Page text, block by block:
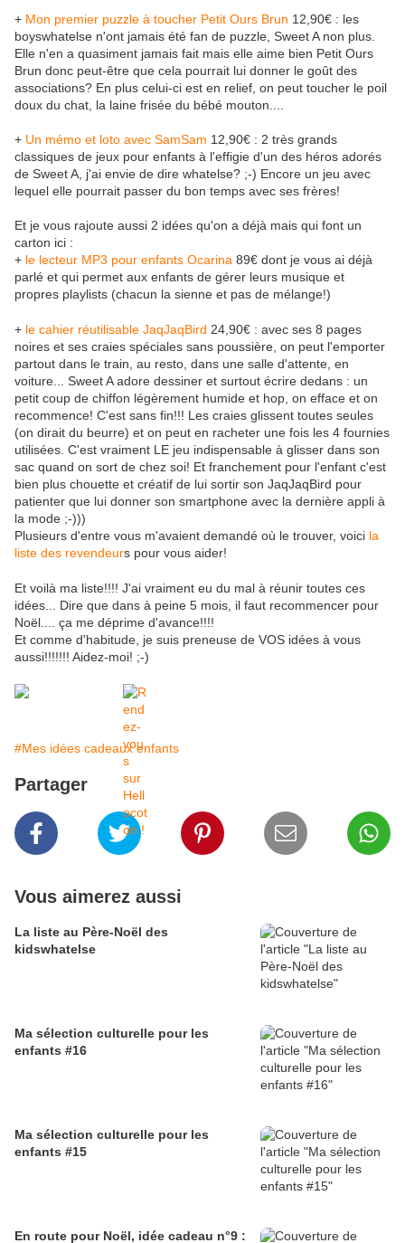
+ Mon premier puzzle à toucher Petit Ours Brun 12,90€ : les
boyswhatelse n'ont jamais été fan de puzzle, Sweet A non plus.
Elle n'en a quasiment jamais fait mais elle aime bien Petit Ours
Brun donc peut-être que cela pourrait lui donner le goût des
associations? En plus celui-ci est en relief, on peut toucher le poil
doux du chat, la laine frisée du bébé mouton....
+ Un mémo et loto avec SamSam 12,90€ : 2 très grands
classiques de jeux pour enfants à l'effigie d'un des héros adorés
de Sweet A, j'ai envie de dire whatelse? ;-) Encore un jeu avec
lequel elle pourrait passer du bon temps avec ses frères!
Et je vous rajoute aussi 2 idées qu'on a déjà mais qui font un
carton ici :
+ le lecteur MP3 pour enfants Ocarina 89€ dont je vous ai déjà
parlé et qui permet aux enfants de gérer leurs musique et
propres playlists (chacun la sienne et pas de mélange!)
+ le cahier réutilisable JaqJaqBird 24,90€ : avec ses 8 pages
noires et ses craies spéciales sans poussière, on peut l'emporter
partout dans le train, au resto, dans une salle d'attente, en
voiture... Sweet A adore dessiner et surtout écrire dedans : un
petit coup de chiffon légèrement humide et hop, on efface et on
recommence! C'est sans fin!!! Les craies glissent toutes seules
(on dirait du beurre) et on peut en racheter une fois les 4 fournies
utilisées. C'est vraiment LE jeu indispensable à glisser dans son
sac quand on sort de chez soi! Et franchement pour l'enfant c'est
bien plus chouette et créatif de lui sortir son JaqJaqBird pour
patienter que lui donner son smartphone avec la dernière appli à
la mode ;-)))
Plusieurs d'entre vous m'avaient demandé où le trouver, voici la
liste des revendeurs pour vous aider!
Et voilà ma liste!!!! J'ai vraiment eu du mal à réunir toutes ces
idées... Dire que dans à peine 5 mois, il faut recommencer pour
Noël.... ça me déprime d'avance!!!!
Et comme d'habitude, je suis preneuse de VOS idées à vous
aussi!!!!!!! Aidez-moi! ;-)
#Mes idées cadeaux enfants
Partager
Vous aimerez aussi
La liste au Père-Noël des
kidswhatelse
Ma sélection culturelle pour les
enfants #16
Ma sélection culturelle pour les
enfants #15
En route pour Noël, idée cadeau n°9 :